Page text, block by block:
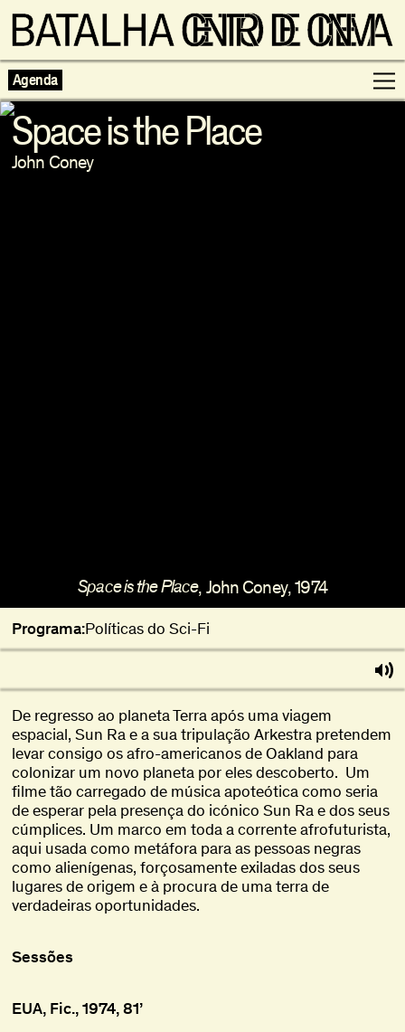
Agenda
Space is the Place
John Coney
Space is the Place, John Coney,1974
Programa:Políticas do Sci-Fi
De regresso ao planeta Terra após uma viagem
espacial, Sun Ra e a sua tripulação Arkestra pretendem
levar consigo os afro-americanos de Oakland para
colonizar um novo planeta por eles descoberto. Um
filme tão carregado de música apoteótica como seria
de esperar pela presença do icónico Sun Ra e dos seus
cúmplices. Um marco em toda a corrente afrofuturista,
aqui usada como metáfora para as pessoas negras
como alienígenas, forçosamente exiladas dos seus
lugares de origem e à procura de uma terra de
verdadeiras oportunidades.
Sessões
EUA, Fic., 1974, 81’